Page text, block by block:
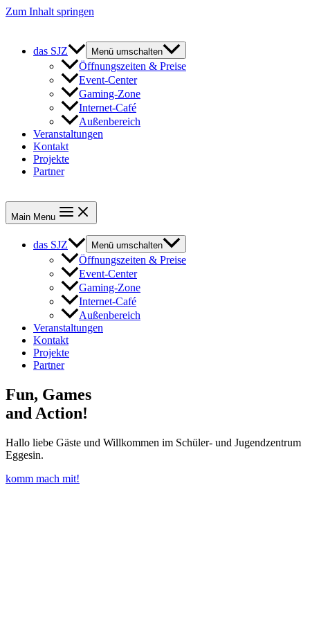
Zum Inhalt springen
das SJZ Menü umschalten
Öffnungszeiten & Preise
Event-Center
Gaming-Zone
Internet-Café
Außenbereich
Veranstaltungen
Kontakt
Projekte
Partner
Main Menu
das SJZ Menü umschalten
Öffnungszeiten & Preise
Event-Center
Gaming-Zone
Internet-Café
Außenbereich
Veranstaltungen
Kontakt
Projekte
Partner
Fun, Games
and Action!
Hallo liebe Gäste und Willkommen im Schüler- und Jugendzentrum
Eggesin.
komm mach mit!